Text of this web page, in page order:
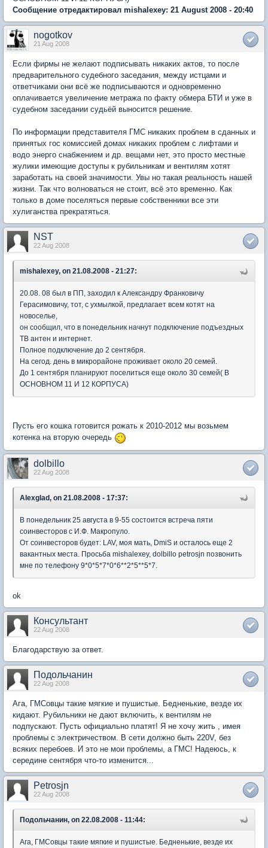
Сообщение отредактировал mishalexey: 21 August 2008 - 20:40
nogotkov
21 Aug 2008
Если фирмы не желают подписывать никаких актов, то после
предварительного судебного заседания, между истцами и
ответчиками они всё же подписываются и одновременно
оплачивается увеличение метража по факту обмера БТИ и уже в
судебном заседании судьёй выносится решение.
По информации представителя ГМС никаких проблем в сданных и
принятых гос комиссией домах никаких проблем с лифтами и
водо энерго снабжением и др. вещами нет, это просто местные
жулики имеющие доступы к рубильникам и вентилям хотят
заработать на своей значимости. Увы но такая реальность нашей
жизни. Так что волноваться не стоит, всё это временно. Как
только в доме поселяться первые собственники все эти
хулиганства прекратяться.
NST
22 Aug 2008
mishalexey, on 21.08.2008 - 21:27:
20.08. 08 был в ПП, заходил к Александру Франковичу
Герасимовичу, тот, с ухмылкой, предлагает всем котят на
новоселье,
он сообщил, что в понедельник начнут подключение подъездных
ТВ антен и интернет.
Полное подключение до 2 сентября.
На сегод. день в микрорайоне проживает около 20 семей.
До 1 сентября планируют поселиться еще около 30 семей( В
ОСНОВНОМ 11 И 12 КОРПУСА)
Пусть его кошка готовится рожать к 2010-2012 мы возьмем
котенка на вторую очередь
dolbillo
22 Aug 2008
Alexglad, on 21.08.2008 - 17:37:
В понедельник 25 августа в 9-55 состоится встреча пяти
соинвесторов с И.Ф. Макропуло.
От соинвесторов будет: LAV, моя мать, DmiS и осталось еще 2
вакантных места. Просьба mishalexey, dolbillo petrosjn позвонить
мне по телефону 9*0*5*7*0*6**2*5**5*7.
ok
Консультант
22 Aug 2008
Благодарствую за ответ.
Подольчанин
22 Aug 2008
Ага, ГМСовцы такие мягкие и пушистые. Бедненькие, везде их
кидают. Рубильники не дают включить, к вентилям не
подпускают. Пусть официально платят! Я не хочу жить , имея
проблемы с электричеством. В сети должно быть 220V, без
всяких перебоев. И это не мои проблемы, а ГМС! Надеюсь, к
середине сентября что-то изменится...
Petrosjn
22 Aug 2008
Подольчанин, on 22.08.2008 - 11:44:
Ага, ГМСовцы такие мягкие и пушистые. Бедненькие, везде их